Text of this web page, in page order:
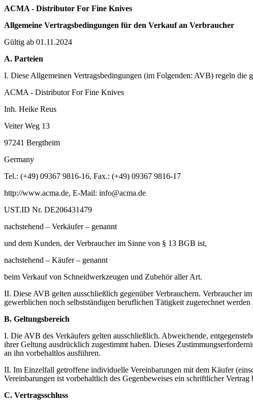
ACMA - Distributor For Fine Knives
Allgemeine Vertragsbedingungen für den Verkauf an Verbraucher
Gültig ab 01.11.2024
A. Parteien
I. Diese Allgemeinen Vertragsbedingungen (im Folgenden: AVB) regeln die
ACMA - Distributor For Fine Knives
Inh. Heike Reus
Veiter Weg 13
97241 Bergtheim
Germany
Tel.: (+49) 09367 9816-16, Fax.: (+49) 09367 9816-17
http://www.acma.de, E-Mail: info@acma.de
UST.ID Nr. DE206431479
nachstehend – Verkäufer – genannt
und dem Kunden, der Verbraucher im Sinne von § 13 BGB ist,
nachstehend – Käufer – genannt
beim Verkauf von Schneidwerkzeugen und Zubehör aller Art.
II. Diese AVB gelten ausschließlich gegenüber Verbrauchern. Verbraucher
gewerblichen noch selbstständigen beruflichen Tätigkeit zugerechnet werden
B. Geltungsbereich
I. Die AVB des Verkäufers gelten ausschließlich. Abweichende,
ihrer Geltung ausdrücklich zugestimmt haben. Dieses
an ihn vorbehaltlos ausführen.
II. Im Einzelfall getroffene individuelle Vereinbarungen mit dem Käufer
Vereinbarungen ist vorbehaltlich des Gegenbeweises ein schriftlicher
C. Vertragsschluss